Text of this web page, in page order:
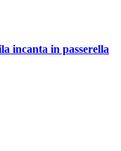
incanta in passerella